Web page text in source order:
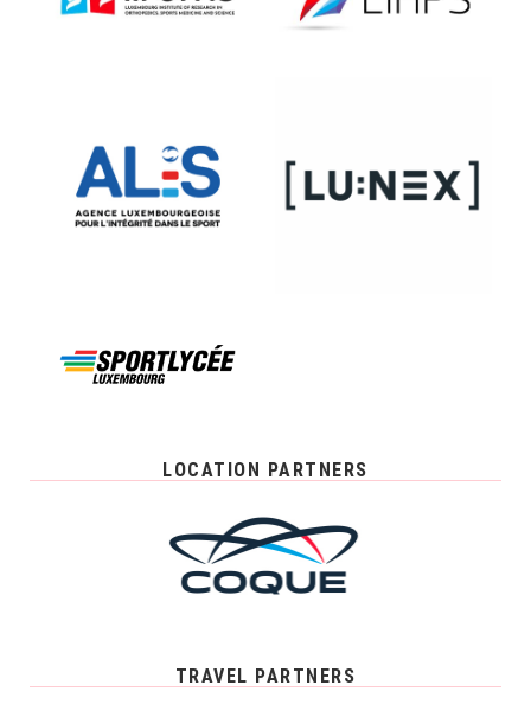
LOCATION PARTNERS
TRAVEL PARTNERS